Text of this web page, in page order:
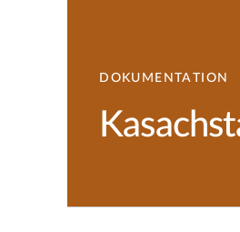
DOKUMENTATION